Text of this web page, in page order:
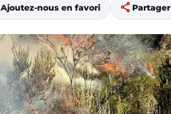
Ajoutez-nous en favori share Partager